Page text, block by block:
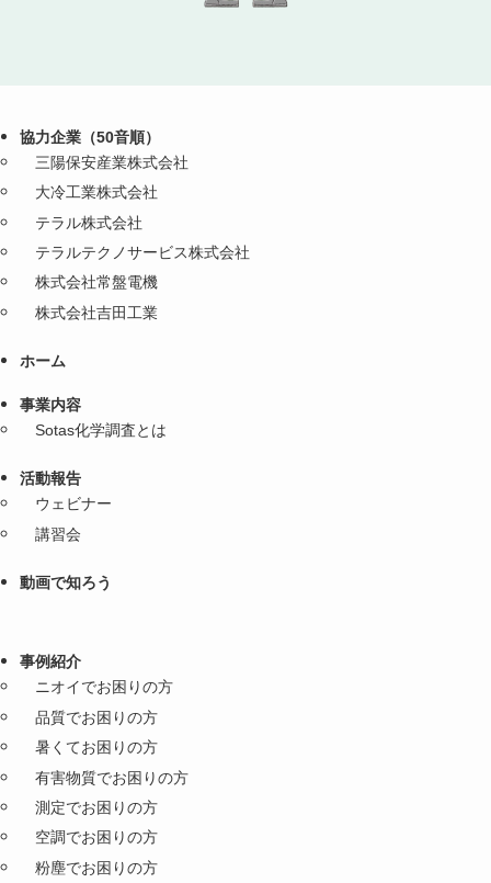
協力企業（50音順）
三陽保安産業株式会社
大冷工業株式会社
テラル株式会社
テラルテクノサービス株式会社
株式会社常盤電機
株式会社吉田工業
ホーム
事業内容
Sotas化学調査とは
活動報告
ウェビナー
講習会
動画で知ろう
事例紹介
ニオイでお困りの方
品質でお困りの方
暑くてお困りの方
有害物質でお困りの方
測定でお困りの方
空調でお困りの方
粉塵でお困りの方